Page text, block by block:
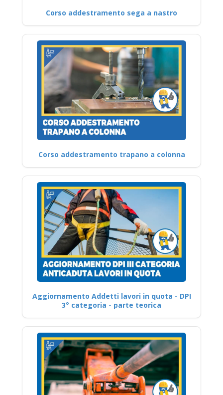
Corso addestramento sega a nastro
Corso addestramento trapano a colonna
Aggiornamento Addetti lavori in quota - DPI
3° categoria - parte teorica